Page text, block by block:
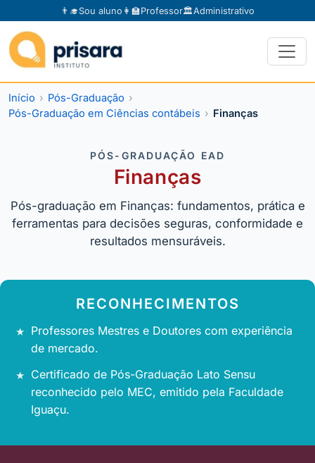
👨‍🎓Sou aluno 👩‍🏫Professor🏛️Administrativo
Início
Pós-Graduação
Pós-Graduação em Ciências contábeis
Finanças
PÓS-GRADUAÇÃO EAD
Finanças
Pós-graduação em Finanças: fundamentos, prática e
ferramentas para decisões seguras, conformidade e
resultados mensuráveis.
RECONHECIMENTOS
Professores Mestres e Doutores com experiência
de mercado.
Certificado de Pós-Graduação Lato Sensu
reconhecido pelo MEC, emitido pela Faculdade
Iguaçu.